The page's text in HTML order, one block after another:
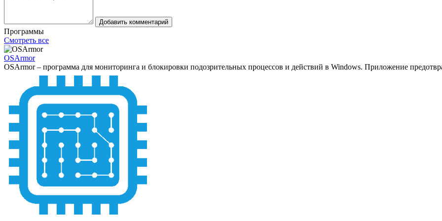
Добавить комментарий
Программы
Смотреть все
OSArmor
OSArmor – программа для мониторинга и блокировки подозрительных процессов и действий в Windows. Приложение